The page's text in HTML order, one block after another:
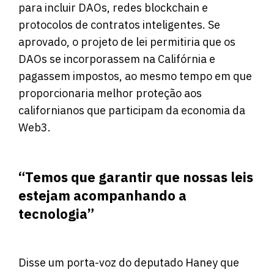
para incluir DAOs, redes blockchain e
protocolos de contratos inteligentes. Se
aprovado, o projeto de lei permitiria que os
DAOs se incorporassem na Califórnia e
pagassem impostos, ao mesmo tempo em que
proporcionaria melhor proteção aos
californianos que participam da economia da
Web3.
“Temos que garantir que nossas leis
estejam acompanhando a
tecnologia”
Disse um porta-voz do deputado Haney que